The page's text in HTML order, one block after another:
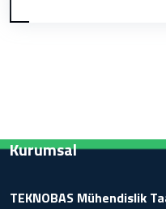
Kurumsal
TEKNOBAS Mühendislik